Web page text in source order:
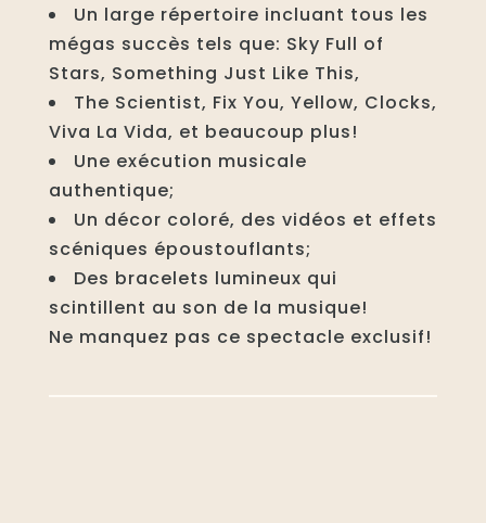
Un large répertoire incluant tous les
mégas succès tels que: Sky Full of
Stars, Something Just Like This,
The Scientist, Fix You, Yellow, Clocks,
Viva La Vida, et beaucoup plus!
Une exécution musicale
authentique;
Un décor coloré, des vidéos et effets
scéniques époustouflants;
Des bracelets lumineux qui
scintillent au son de la musique!
Ne manquez pas ce spectacle exclusif!